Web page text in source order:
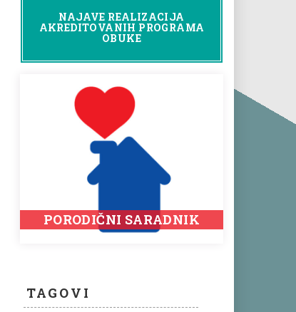
NAJAVE REALIZACIJA
AKREDITOVANIH PROGRAMA
OBUKE
PORODIČNI SARADNIK
TAGOVI